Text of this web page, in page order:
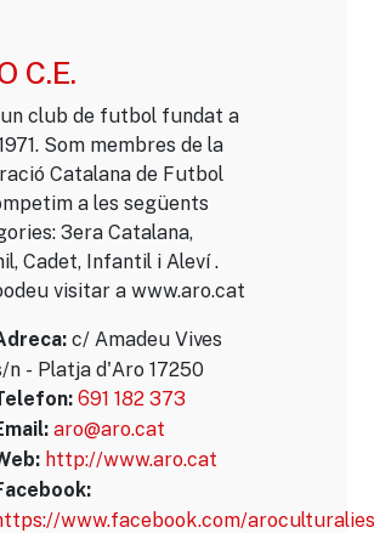
C.E.
club de futbol fundat a
Som membres de la
Catalana de Futbol
a les següents
3era Catalana,
Cadet, Infantil i Aleví .
visitar a www.aro.cat
c/ Amadeu Vives
n - Platja d'Aro 17250
691 182 373
aro@aro.cat
http://www.aro.cat
www.facebook.com/